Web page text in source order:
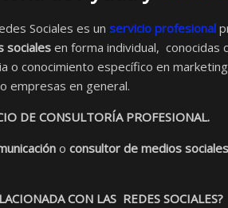
Sociales es un servicio profesional
sociales en forma individual, conocidas
o conocimiento específico en
empresas en general.
DE CONSULTORÍA PROFESIONAL.
o consultor de medios sociales
CON LAS REDES SOCIALES?